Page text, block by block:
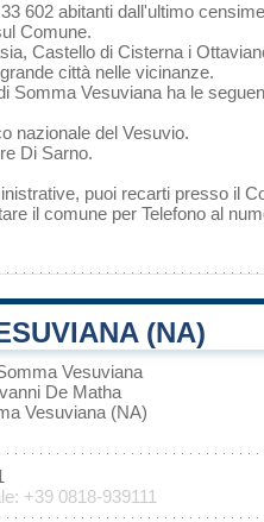
602 abitanti dall'ultimo
Comune.
, Castello di Cisterna i
città nelle vicinanze.
Somma Vesuviana ha le
nazionale del Vesuvio.
Di Sarno.
puoi recarti presso il
il comune per Telefono al
(NA)
Vesuviana
De Matha
Vesuviana (NA)
+39 0818-939111